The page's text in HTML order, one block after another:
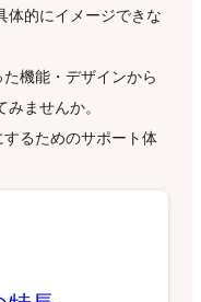
体的にイメージできな
機能・デザインから
みませんか。
るためのサポート体